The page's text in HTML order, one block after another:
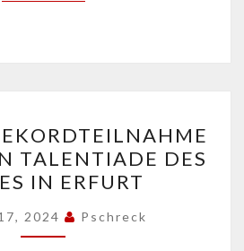
KIDS:
REKORDTEILNAHME
ZUR
ERSTEN
TALENTIADE
TALENTIADE DES
IN ERFURT
2024 Pschreck